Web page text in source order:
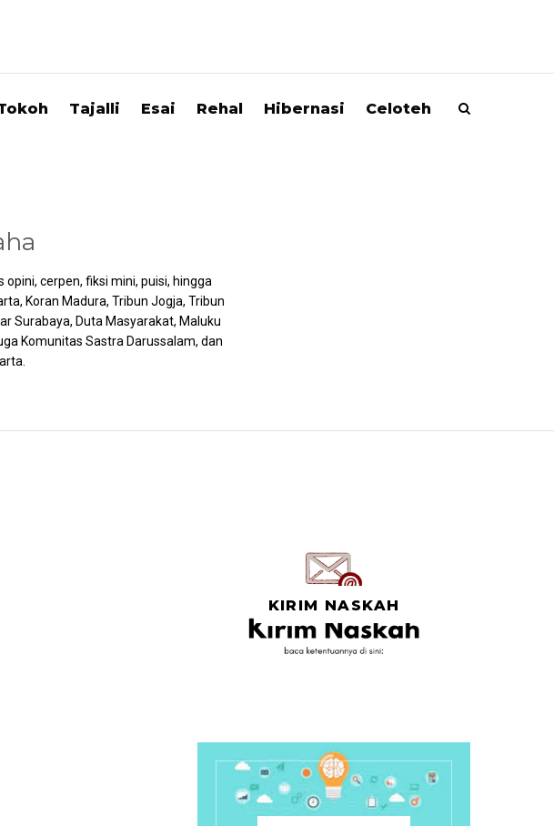
Tajalli Esai Rehal Hibernasi Celoteh
opini, cerpen, fiksi mini, puisi, hingga
Koran Madura, Tribun Jogja, Tribun
Surabaya, Duta Masyarakat, Maluku
Komunitas Sastra Darussalam, dan
KIRIM NASKAH